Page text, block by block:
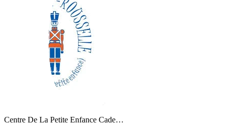
Centre De La Petite Enfance Cade…